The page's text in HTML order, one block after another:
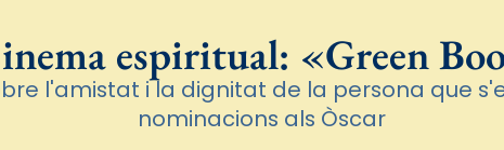
espiritual: «Green
l'amistat i la dignitat de la persona que
nominacions als Òscar